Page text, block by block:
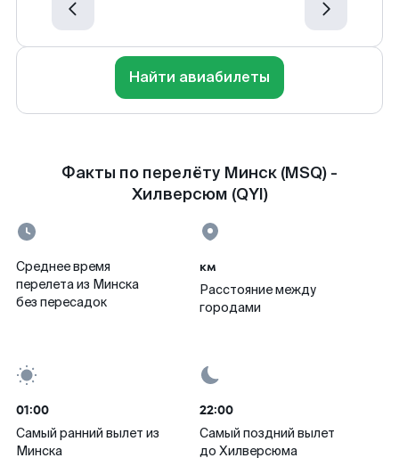
Найти авиабилеты
Факты по перелёту Минск (MSQ) -
Хилверсюм (QYI)
Среднее время
перелета из Минска
без пересадок
км
Расстояние между
городами
01:00
Самый ранний вылет из
Минска
22:00
Самый поздний вылет
до Хилверсюма